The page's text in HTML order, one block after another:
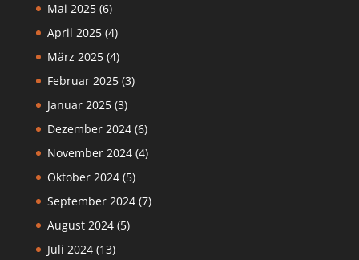
Mai 2025(6)
April 2025(4)
März 2025(4)
Februar 2025(3)
Januar 2025(3)
Dezember 2024(6)
November 2024(4)
Oktober 2024(5)
September 2024(7)
August 2024(5)
Juli 2024(13)